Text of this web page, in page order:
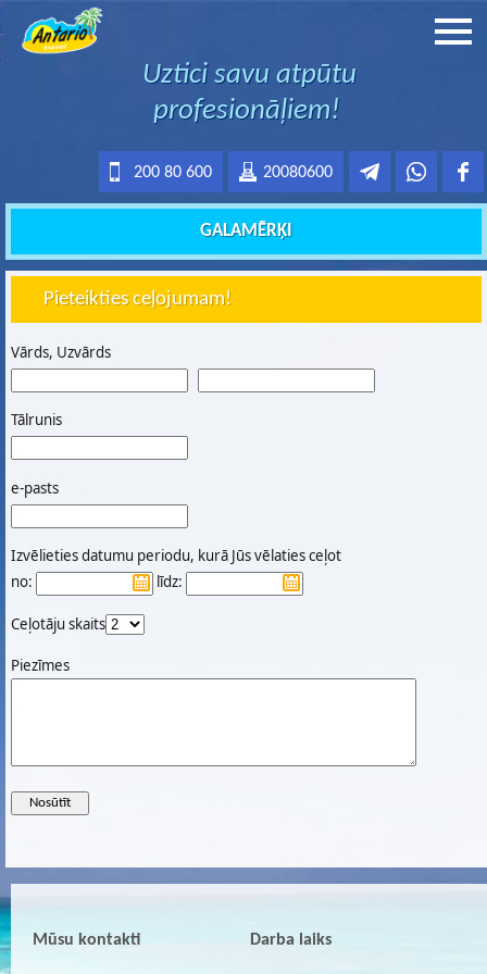
Uztici savu atpūtu
profesionāļiem!
20080600
200 80 600
GALAMĒRĶI
Pieteikties ceļojumam!
Vārds, Uzvārds
Tālrunis
e-pasts
Izvēlieties datumu periodu, kurā Jūs vēlaties ceļot
no:
līdz:
Ceļotāju skaits
Piezīmes
Mūsu kontakti Darba laiks